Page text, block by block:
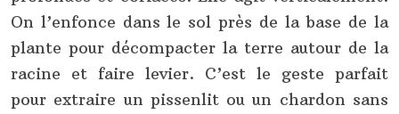
On l’enfonce dans le sol près de la base de la
plante pour décompacter la terre autour de la
racine et faire levier. C’est le geste parfait
pour extraire un pissenlit ou un chardon sans